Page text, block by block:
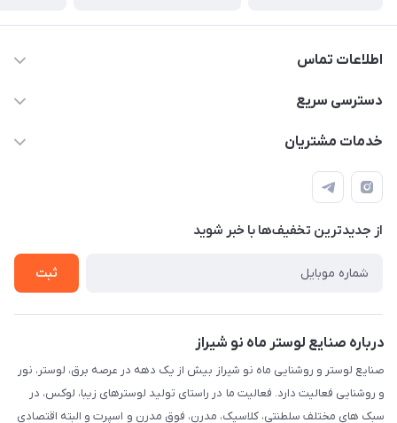
اطلاعات تماس
09171115348
طبقه همکف واحد 131
دسترسی سریع
مجله فروشگاه
درباره ما
تماس با ما
خدمات مشتریان
قوانین و مقررات
حریم خصوصی
راهنما
از جدید‌ترین تخفیف‌ها با‌ خبر شوید
ثبت
درباره صنایع لوستر ماه نو شیراز
صنایع لوستر و روشنایی ماه نو شیراز بیش از یک دهه در عرصه برق، لوستر، نور
و روشنایی فعالیت دارد. فعالیت ما در راستای تولید لوسترهای زیبا، لوکس، در
سبک های مختلف سلطنتی، کلاسیک، مدرن، فوق مدرن و اسپرت و البته اقتصادی